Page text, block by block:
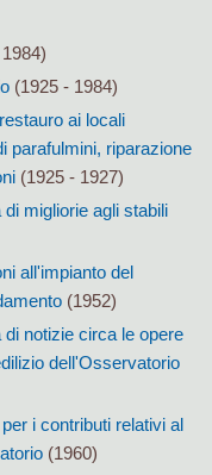
(1925 - 1984)
ai locali
parafulmini, riparazione
(1925 - 1927)
di migliorie agli stabili
all'impianto del
(1952)
di notizie circa le opere
dell'Osservatorio
i contributi relativi al
(1960)